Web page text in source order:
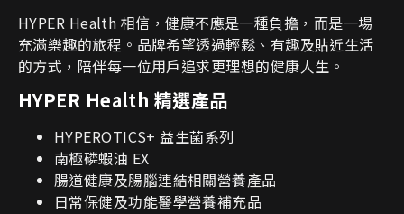
HYPER Health 相信，健康不應是一種負擔，而是一場
充滿樂趣的旅程。品牌希望透過輕鬆、有趣及貼近生活
的方式，陪伴每一位用戶追求更理想的健康人生。
HYPER Health 精選產品
HYPEROTICS+ 益生菌系列
南極磷蝦油 EX
腸道健康及腸腦連結相關營養產品
日常保健及功能醫學營養補充品